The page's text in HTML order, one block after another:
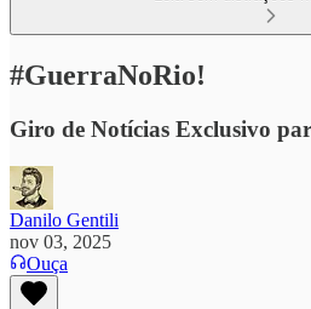
#GuerraNoRio!
Giro de Notícias Exclusivo
Danilo Gentili
nov 03, 2025
Ouça